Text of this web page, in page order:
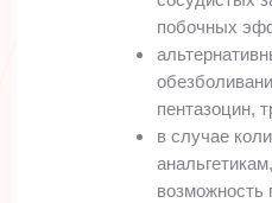
побочных
пентазоцин,
в случае
возможность